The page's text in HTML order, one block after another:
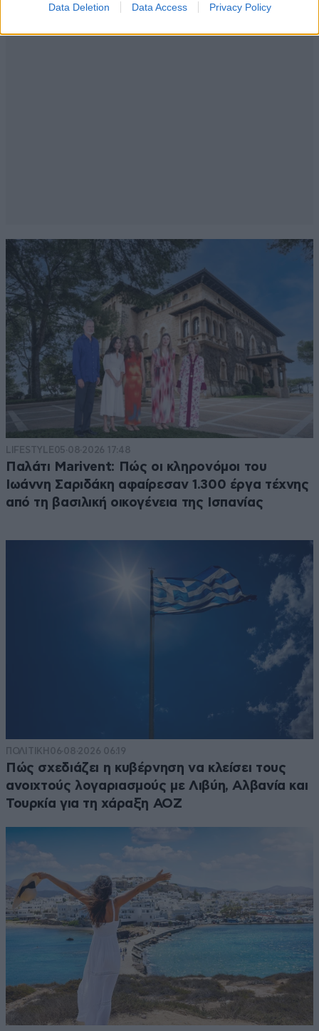
Data Deletion Data Access Privacy Policy
LIFESTYLE05·08·2026 17:48
Παλάτι Marivent: Πώς οι κληρονόμοι του
Ιωάννη Σαριδάκη αφαίρεσαν 1.300 έργα τέχνης
από τη βασιλική οικογένεια της Ισπανίας
ΠΟΛΙΤΙΚΗ 06·08·2026 06:19
Πώς σχεδιάζει η κυβέρνηση να κλείσει τους
ανοιχτούς λογαριασμούς με Λιβύη, Αλβανία και
Τουρκία για τη χάραξη ΑΟΖ